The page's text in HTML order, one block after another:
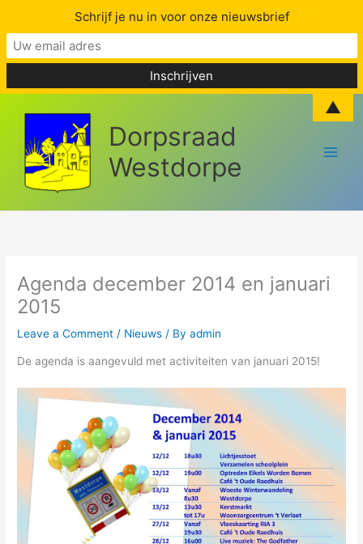
content
Dorpsraad
Westdorpe
Agenda december 2014 en januari
2015
Leave a Comment / Nieuws / Byadmin
De agenda is aangevuld met activiteiten van januari 2015!
Schrijf je nu in voor onze nieuwsbrief
▲